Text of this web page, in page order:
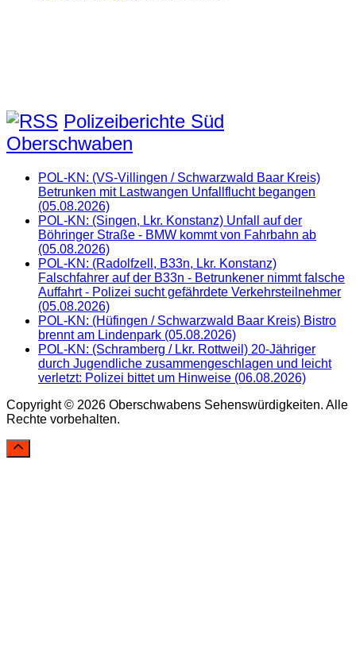
Polizeiberichte Süd
Oberschwaben
POL-KN: (VS-Villingen / Schwarzwald Baar Kreis)
Betrunken mit Lastwangen Unfallflucht begangen
(05.08.2026)
POL-KN: (Singen, Lkr. Konstanz) Unfall auf der
Böhringer Straße - BMW kommt von Fahrbahn ab
(05.08.2026)
POL-KN: (Radolfzell, B33n, Lkr. Konstanz)
Falschfahrer auf der B33n - Betrunkener nimmt falsche
Auffahrt - Polizei sucht gefährdete Verkehrsteilnehmer
(05.08.2026)
POL-KN: (Hüfingen / Schwarzwald Baar Kreis) Bistro
brennt am Lindenpark (05.08.2026)
POL-KN: (Schramberg / Lkr. Rottweil) 20-Jähriger
durch Jugendliche zusammengeschlagen und leicht
verletzt: Polizei bittet um Hinweise (06.08.2026)
Copyright © 2026 Oberschwabens Sehenswürdigkeiten. Alle
Rechte vorbehalten.